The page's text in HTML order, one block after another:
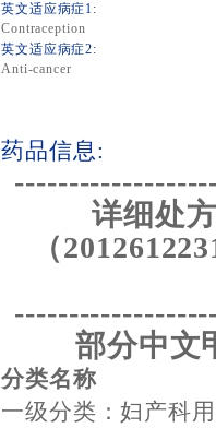
英文适应病症1:
Contraception
英文适应病症2:
Anti-cancer
药品信息:
详细处
（
部分中文
分类名称
一级分类：妇产科